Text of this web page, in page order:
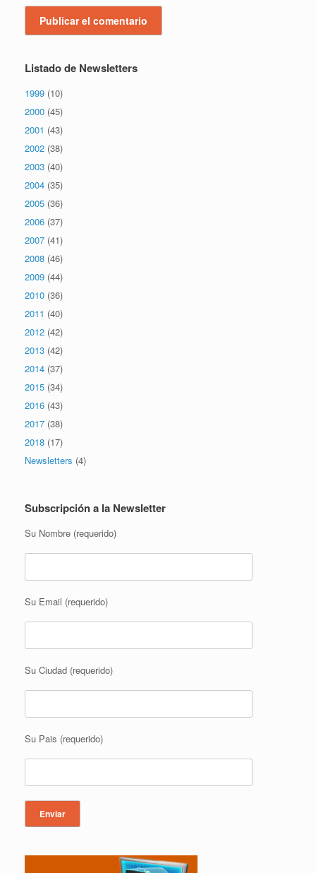
Listado de Newsletters
1999 (10)
2000 (45)
2001 (43)
2002 (38)
2003 (40)
2004 (35)
2005 (36)
2006 (37)
2007 (41)
2008 (46)
2009 (44)
2010 (36)
2011 (40)
2012 (42)
2013 (42)
2014 (37)
2015 (34)
2016 (43)
2017 (38)
2018 (17)
Newsletters (4)
Subscripción a la Newsletter
Su Nombre (requerido)
Su Email (requerido)
Su Ciudad (requerido)
Su Pais (requerido)